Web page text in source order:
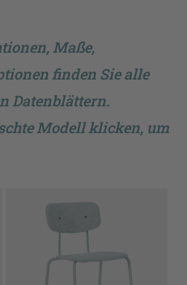
Maße,
finden Sie alle
Datenblättern.
Modell klicken, um